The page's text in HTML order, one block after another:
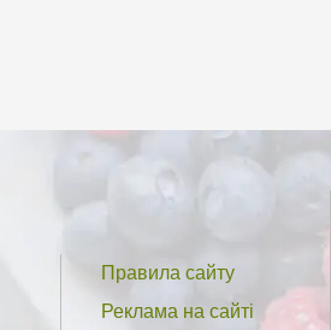
Правила сайту
Реклама на сайті